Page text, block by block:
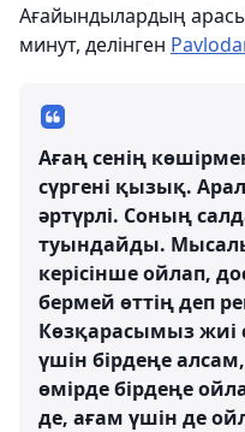
Ағайындылардың
минут, делінген
Ағаң сенің
сүргені қызық.
әртүрлі. Соның
туындайды.
керісінше ойлап,
бермей өттің деп
Көзқарасымыз жиі
үшін бірдеңе
өмірде бірдеңе
де, ағам үшін де